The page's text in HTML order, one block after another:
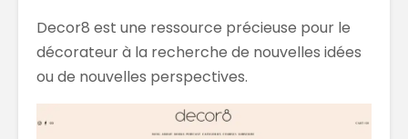
Decor8 est une ressource précieuse pour le
décorateur à la recherche de nouvelles idées
ou de nouvelles perspectives.